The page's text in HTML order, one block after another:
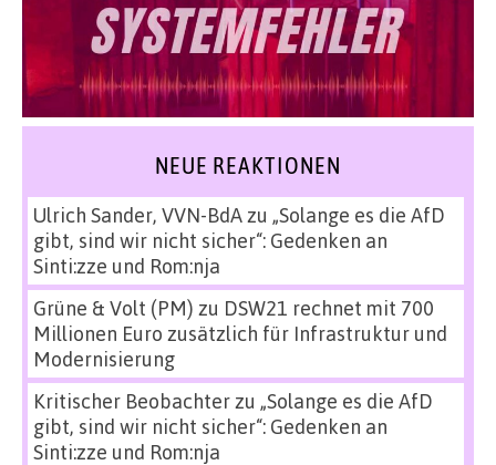
NEUE REAKTIONEN
Ulrich Sander, VVN-BdAzu „Solange es die AfD
gibt, sind wir nicht sicher“: Gedenken an
Sinti:zze und Rom:nja
Grüne & Volt (PM) zu DSW21 rechnet mit 700
Millionen Euro zusätzlich für Infrastruktur und
Modernisierung
Kritischer Beobachterzu „Solange es die AfD
gibt, sind wir nicht sicher“: Gedenken an
Sinti:zze und Rom:nja